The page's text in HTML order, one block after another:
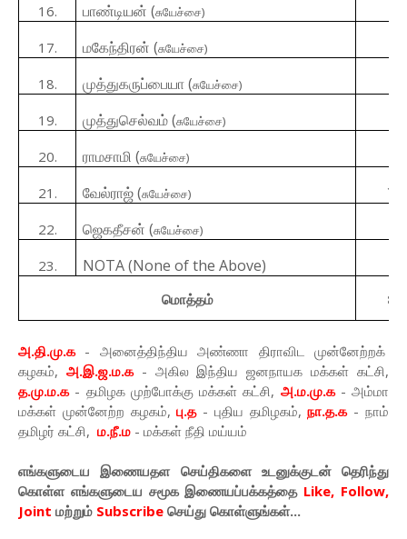
16. பாண்டியன் (சுயேச்சை)
17. மகேந்திரன் (சுயேச்சை)
18. முத்துகருப்பையா(சுயேச்சை)
19. முத்துசெல்வம்(சுயேச்சை)
20. ராமசாமி (சுயேச்சை)
21. வேல்ராஜ்(சுயேச்சை)
22. ஜெகதீசன் (சுயேச்சை)
23. NOTA (None of the Above)
மொத்தம்
அ.தி.மு.க- அனைத்திந்திய அண்ணா திராவிட முன்னேற்றக்
கழகம், அ.இ.ஜ.ம.க- அகில இந்திய ஜனநாயக மக்கள் கட்சி,
த.மு.ம.க- தமிழக முற்போக்கு மக்கள் கட்சி, அ.ம.மு.க- அம்மா
மக்கள் முன்னேற்ற கழகம்,பு.த- புதிய தமிழகம்,நா.த.க- நாம்
தமிழர் கட்சி, ம.நீ.ம - மக்கள் நீதி மய்யம்
எங்களுடைய இணையதள செய்திகளை உடனுக்குடன் தெரிந்து
கொள்ள எங்களுடைய சமூக இணையப்பக்கத்தை Like, Follow,
Joint மற்றும் Subscribe செய்து கொள்ளுங்கள்...